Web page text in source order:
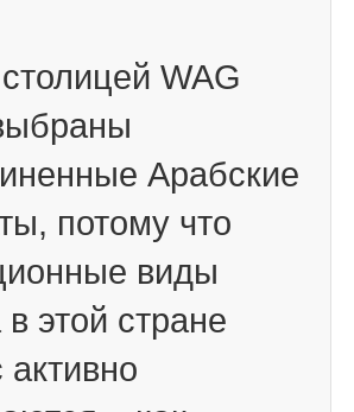
WAG
Арабские
потому что
виды
в этой стране
активно